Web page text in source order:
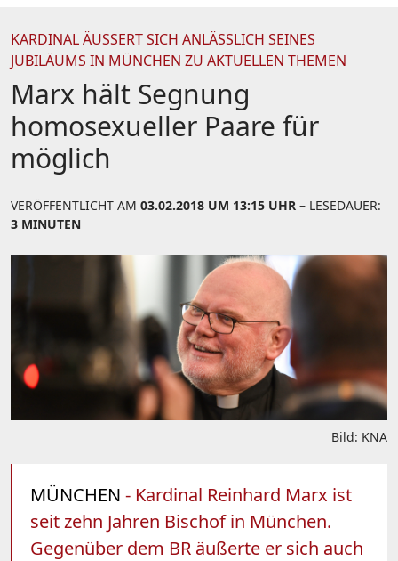
KARDINAL ÄUSSERT SICH ANLÄSSLICH SEINES J
UBILÄUMS IN MÜNCHEN ZU AKTUELLEN THEMEN
Marx hält Segnung
homosexueller Paare für
möglich
VERÖFFENTLICHT AM 03.02.2018 UM 13:15 UHR – LESEDAUER:
3 MINUTEN
Bild: KNA
MÜNCHEN - Kardinal Reinhard Marx ist
seit zehn Jahren Bischof in München.
Gegenüber dem BR äußerte er sich auch